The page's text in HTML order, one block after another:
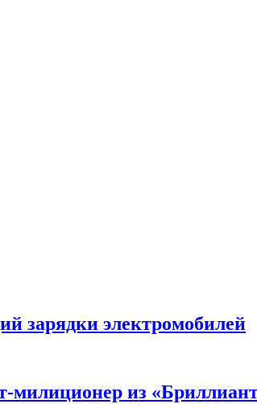
зарядки электромобилей
милиционер из